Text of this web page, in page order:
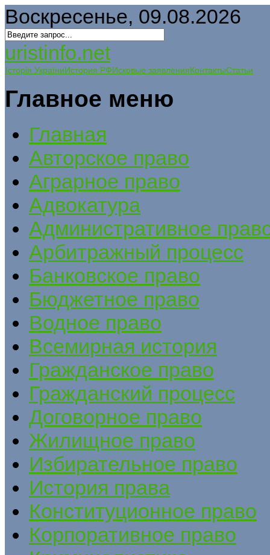
Воскресенье, 09.08.2026
uristinfo.net
Історія УкраїниИстория РФИсковые заявленияКонтактыСтатьи
Главное меню
Главная
Авторское право
Аграрное право
Адвокатура
Административное
Арбитражный процесс
Банковское право
Бюджетное право
Водное право
Всемирная история
Гражданское право
Гражданский процесс
Договорное право
Жилищное право
Избирательное право
История права
Конституционное право
Корпоративное право